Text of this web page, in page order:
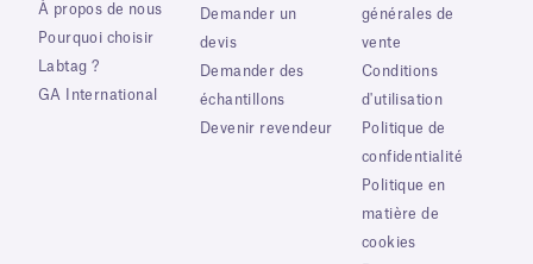
À propos de nous
Pourquoi choisir
Labtag ?
GA International
Demander un
devis
Demander des
échantillons
Devenir revendeur
générales de
vente
Conditions
d'utilisation
Politique de
confidentialité
Politique en
matière de
cookies